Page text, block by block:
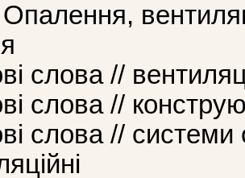
слова //
слова //
слова //